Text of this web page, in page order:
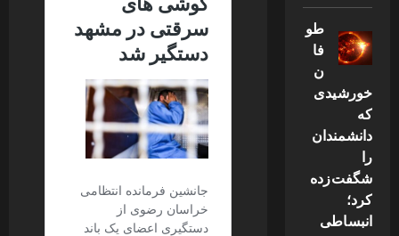
طو
فا
ن
خورشیدی
که
دانشمندان
را
شگفت‌زده
کرد؛
انبساطی